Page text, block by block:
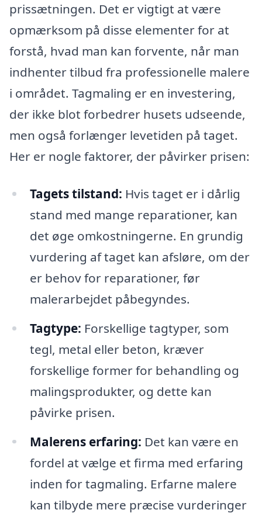
prissætningen. Det er vigtigt at være
opmærksom på disse elementer for at
forstå, hvad man kan forvente, når man
indhenter tilbud fra professionelle malere
i området. Tagmaling er en investering,
der ikke blot forbedrer husets udseende,
men også forlænger levetiden på taget.
Her er nogle faktorer, der påvirker prisen:
Tagets tilstand: Hvis taget er i dårlig
stand med mange reparationer, kan
det øge omkostningerne. En grundig
vurdering af taget kan afsløre, om der
er behov for reparationer, før
malerarbejdet påbegyndes.
Tagtype: Forskellige tagtyper, som
tegl, metal eller beton, kræver
forskellige former for behandling og
malingsprodukter, og dette kan
påvirke prisen.
Malerens erfaring: Det kan være en
fordel at vælge et firma med erfaring
inden for tagmaling. Erfarne malere
kan tilbyde mere præcise vurderinger